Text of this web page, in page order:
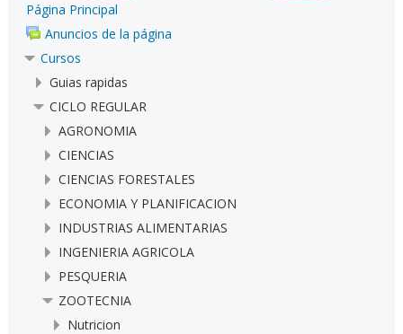
Página Principal
Anuncios de la página
Cursos
Guias rapidas
CICLO REGULAR
AGRONOMIA
CIENCIAS
CIENCIAS FORESTALES
ECONOMIA Y PLANIFICACION
INDUSTRIAS ALIMENTARIAS
INGENIERIA AGRICOLA
PESQUERIA
ZOOTECNIA
Nutricion